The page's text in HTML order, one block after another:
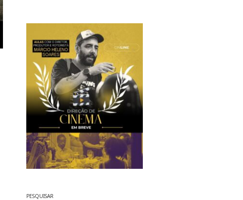
PESQUISAR